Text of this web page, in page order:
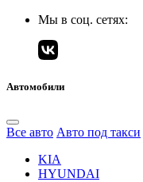
Мы в соц. сетях:
Автомобили
Все авто Авто под такси
KIA
HYUNDAI